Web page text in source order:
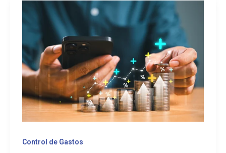
Control de Gastos